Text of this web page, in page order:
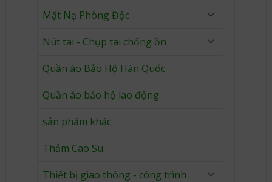
Mặt Nạ Phòng Độc
Nút tai - Chụp tai chống ồn
Quần áo Bảo Hộ Hàn Quốc
Quần áo bảo hộ lao động
sản phẩm khác
Thảm Cao Su
Thiết bị giao thông - công trình